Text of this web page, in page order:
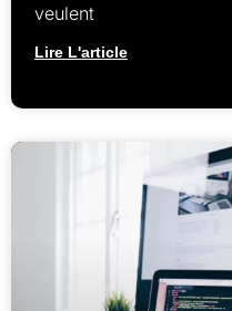
veulent
Lire L'article